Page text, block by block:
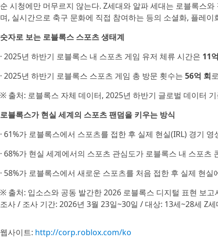
순 시청에만 머무르지 않는다. Z세대와 알파 세대는 로블록스
며, 실시간으로 축구 문화에 직접 참여하는 등의 소셜화, 플레
숫자로 보는 로블록스 스포츠 생태계
· 2025년 하반기 로블록스 내 스포츠 게임 유저 체류 시간은 11
· 2025년 하반기 로블록스 스포츠 게임 총 방문 횟수는 56억 회
※ 출처: 로블록스 자체 데이터, 2025년 하반기 글로벌 데이터
로블록스가 현실 세계의 스포츠 팬덤을 키우는 방식
· 61%가 로블록스에서 스포츠를 접한 후 실제 현실(IRL) 경기
· 68%가 현실 세계에서의 스포츠 관심도가 로블록스 내 스포츠
· 58%가 로블록스에서 새로운 스포츠를 처음 접한 후 실제 현
※ 출처: 입소스와 공동 발간한 2026 로블록스 디지털 표현 보
조사 / 조사 기간: 2026년 3월 23일~30일 / 대상: 13세~28세 Z
웹사이트: http://corp.roblox.com/ko